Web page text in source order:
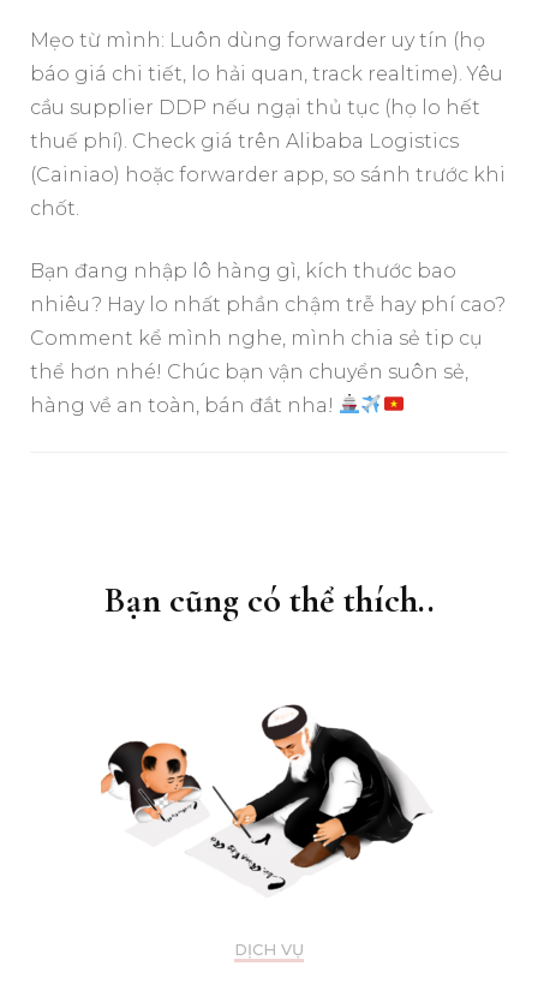
Mẹo từ mình: Luôn dùng forwarder uy tín (họ
báo giá chi tiết, lo hải quan, track realtime). Yêu
cầu supplier DDP nếu ngại thủ tục (họ lo hết
thuế phí). Check giá trên Alibaba Logistics
(Cainiao) hoặc forwarder app, so sánh trước khi
chốt.
Bạn đang nhập lô hàng gì, kích thước bao
nhiêu? Hay lo nhất phần chậm trễ hay phí cao?
Comment kể mình nghe, mình chia sẻ tip cụ
thể hơn nhé! Chúc bạn vận chuyển suôn sẻ,
hàng về an toàn, bán đắt nha!
Bạn cũng có thể thích..
DỊCH VỤ